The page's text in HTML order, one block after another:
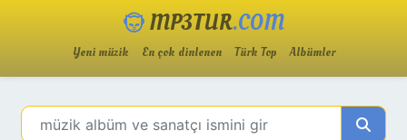
MP3TUR.COM
Yeni müzik En çok dinlenen Türk Top Albümler